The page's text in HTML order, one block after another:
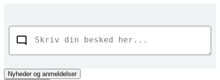
Nyhederog anmeldelser